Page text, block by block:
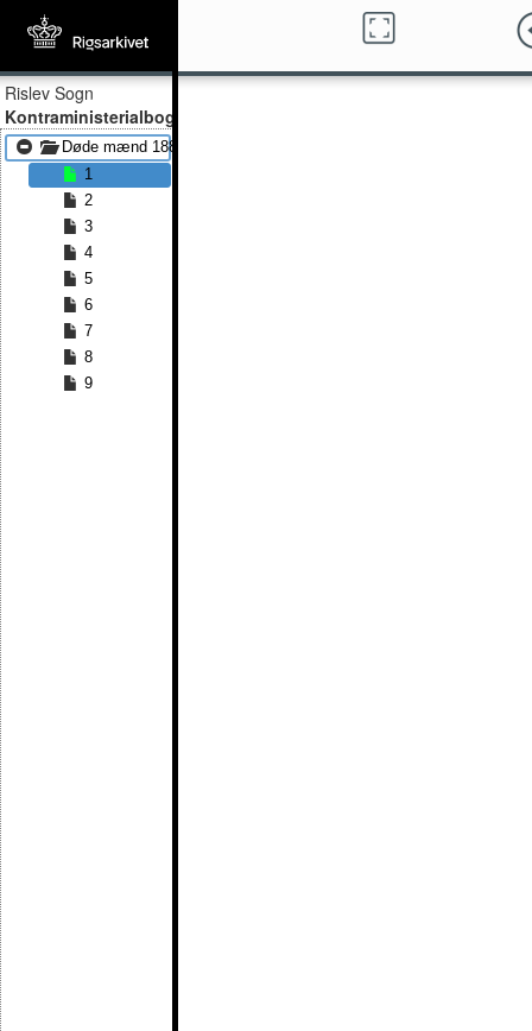
Rislev Sogn
Kontraministerialbog
Døde mænd 1882 - Døde mænd 1891
1
2
3
4
5
6
7
8
9